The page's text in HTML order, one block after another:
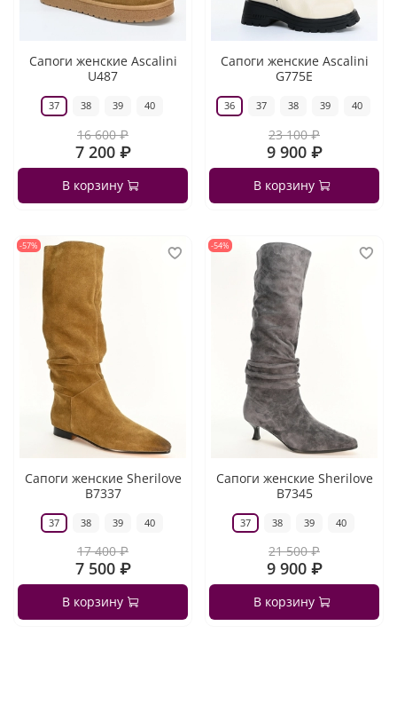
Сапоги женские Ascalini
U487
37 38 39 40
16 600 ₽
7 200 ₽
В корзину
Сапоги женские Ascalini
G775E
36 37 38 39 40
23 100 ₽
9 900 ₽
В корзину
-57%
Сапоги женские Sherilove
B7337
37 38 39 40
17 400 ₽
7 500 ₽
В корзину
-54%
Сапоги женские Sherilove
B7345
37 38 39 40
21 500 ₽
9 900 ₽
В корзину